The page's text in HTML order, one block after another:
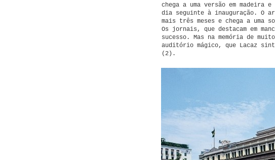
chega a uma versão em madeira
dia seguinte à inauguração. O
mais três meses e chega a uma
Os jornais, que destacam em
sucesso. Mas na memória de
auditório mágico, que Lacaz
(2).